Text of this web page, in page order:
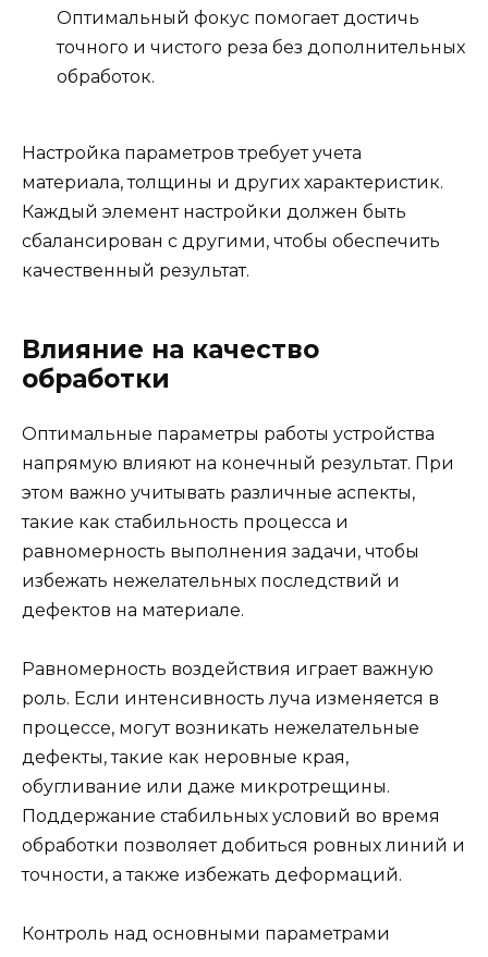
Оптимальный фокус помогает достичь
точного и чистого реза без дополнительных
обработок.
Настройка параметров требует учета
материала, толщины и других характеристик.
Каждый элемент настройки должен быть
сбалансирован с другими, чтобы обеспечить
качественный результат.
Влияние на качество
обработки
Оптимальные параметры работы устройства
напрямую влияют на конечный результат. При
этом важно учитывать различные аспекты,
такие как стабильность процесса и
равномерность выполнения задачи, чтобы
избежать нежелательных последствий и
дефектов на материале.
Равномерность воздействия играет важную
роль. Если интенсивность луча изменяется в
процессе, могут возникать нежелательные
дефекты, такие как неровные края,
обугливание или даже микротрещины.
Поддержание стабильных условий во время
обработки позволяет добиться ровных линий и
точности, а также избежать деформаций.
Контроль над основными параметрами